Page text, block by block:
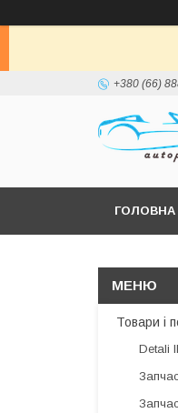
+380 (66)
ГОЛОВНА
Товари і
Detali